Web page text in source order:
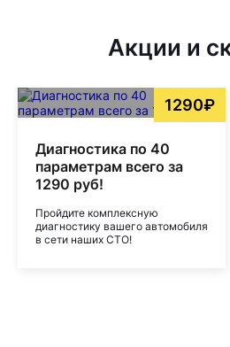
Акции и
1290₽
Диагностика по 40
параметрам всего за
1290 руб!
Пройдите комплексную
диагностику вашего автомобиля
в сети наших СТО!